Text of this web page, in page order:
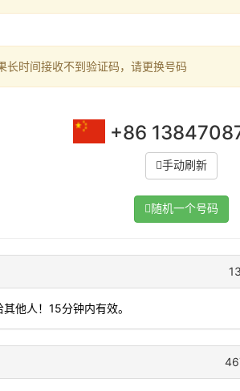
长时间接收不到验证码，请更换号码
+86
手动刷新
随机一个号码
他人！15分钟内有效。